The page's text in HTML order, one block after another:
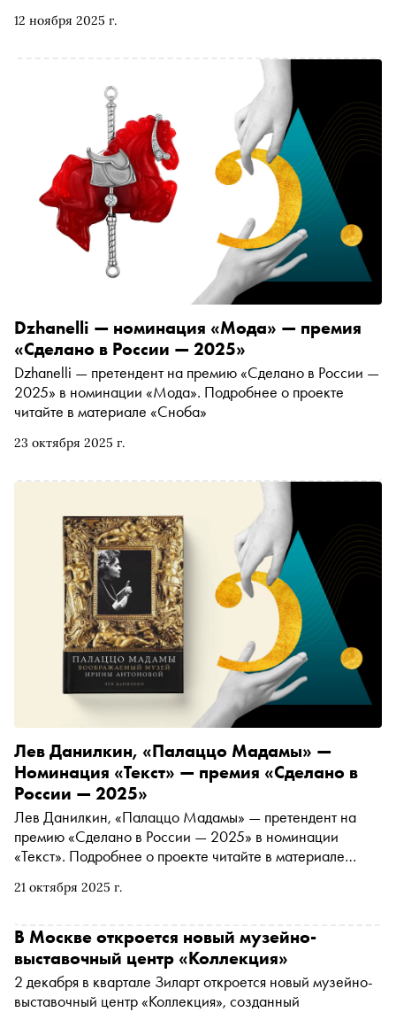
12 ноября 2025 г.
поговорил с ней об удивительном мире
знаменитых «Дома-Яйца» и «Наутилуса» до
(неожиданно) удачной Ходынки и самоироничного
«Патриарха», Храма Христа Спасителя и даже станции
метро Славянский Бульвар — единодушно любимой
всеми участниками разговора
23 октября 2025 г.
Dzhanelli — номинация «Мода» — премия
«Сделано в России — 2025»
Dzhanelli — претендент на премию «Сделано в России —
2025» в номинации «Мода». Подробнее о проекте
читайте в материале «Сноба»
21 октября 2025 г.
Лев Данилкин, «Палаццо Мадамы» —
Номинация «Текст» — премия «Сделано в
России — 2025»
Лев Данилкин, «Палаццо Мадамы» — претендент на
премию «Сделано в России — 2025» в номинации
«Текст». Подробнее о проекте читайте в материале
В Москве откроется новый музейно-
выставочный центр «Коллекция»
2 декабря в квартале Зиларт откроется новый музейно-
выставочный центр «Коллекция», созданный